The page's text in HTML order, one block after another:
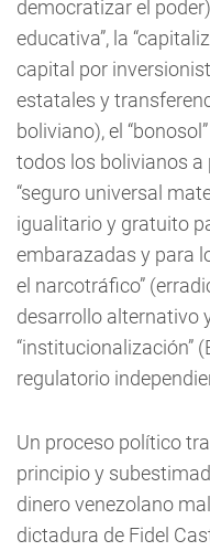
democratizar el
educativa”, la
capital por
estatales y
boliviano), el
todos los bolivianos a
“seguro universal
igualitario y gratuito
embarazadas y para
el narcotráfico”
desarrollo alternativo
“institucionalización”
regulatorio
Un proceso político
principio y
dinero venezolano
dictadura de Fidel